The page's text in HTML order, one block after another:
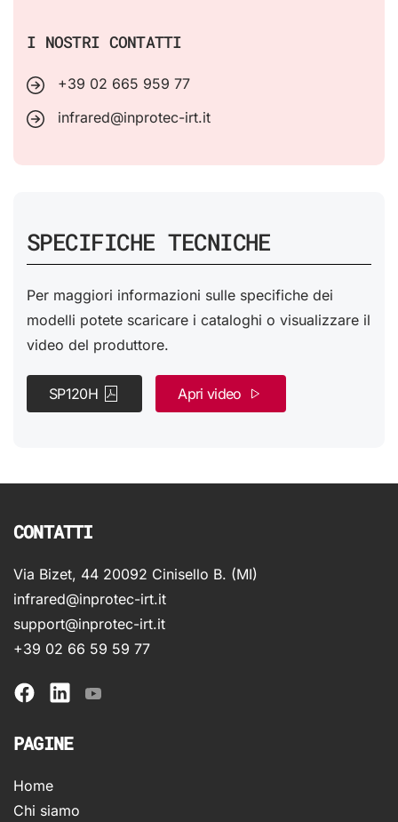
I NOSTRI CONTATTI
+39 02 665 959 77
infrared@inprotec-irt.it
SPECIFICHE TECNICHE
Per maggiori informazioni sulle specifiche dei
modelli potete scaricare i cataloghi o visualizzare il
video del produttore.
SP120H Apri video
CONTATTI
Via Bizet, 44 20092 Cinisello B. (MI)
infrared@inprotec-irt.it
support@inprotec-irt.it
+39 02 66 59 59 77
PAGINE
Home
Chi siamo